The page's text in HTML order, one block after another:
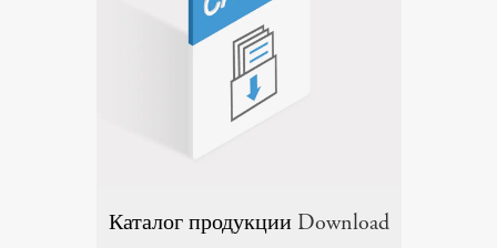
Каталог продукцииDownload